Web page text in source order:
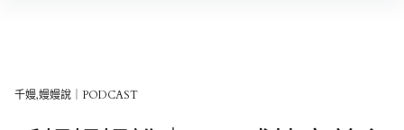
千嫚,嫚嫚說｜PODCAST